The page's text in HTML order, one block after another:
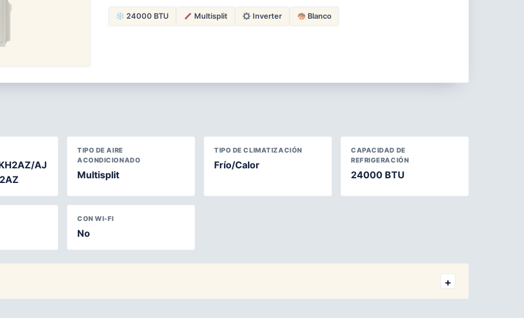
24000 BTU Multisplit Inverter Blanco
AJ
TIPO DE AIRE
ACONDICIONADO
Multisplit
TIPO DE CLIMATIZACIÓN
Frío/Calor
CAPACIDAD DE
REFRIGERACIÓN
24000 BTU
CON WI-FI
No